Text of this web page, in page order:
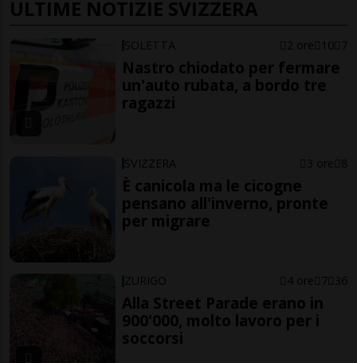
ULTIME NOTIZIE SVIZZERA
SOLETTA 2 ore 10 7
Nastro chiodato per fermare
un'auto rubata, a bordo tre
ragazzi
SVIZZERA 3 ore 8
È canicola ma le cicogne
pensano all'inverno, pronte
per migrare
ZURIGO 4 ore 7 36
Alla Street Parade erano in
900'000, molto lavoro per i
soccorsi